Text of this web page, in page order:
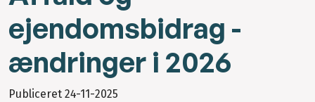
ejendomsbidrag -
ændringer i 2026
Publiceret 24-11-2025